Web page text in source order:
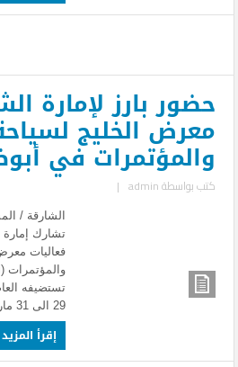
حضور بارز لإمارة
معرض الخليج
والمؤتمرات في
كتب بواسطةadmin
|
الشارقة /
تشارك إمارة
فعاليات
تستضيفه
29 الى 31 مارس 2010. و ...
إقرأ المزيد